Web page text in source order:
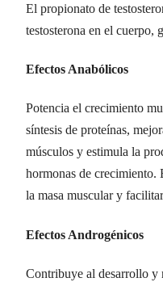
El propionato de
testosterona en el cuerpo,
Efectos Anabólicos
Potencia el crecimiento
síntesis de proteínas,
músculos y estimula la
hormonas de crecimiento.
la masa muscular y
Efectos Androgénicos
Contribuye al desarrollo y